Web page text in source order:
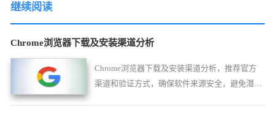
继续阅读
Chrome浏览器下载及安装渠道分析
Chrome浏览器下载及安装渠道分析，推荐官方
渠道和验证方式，确保软件来源安全，避免潜在